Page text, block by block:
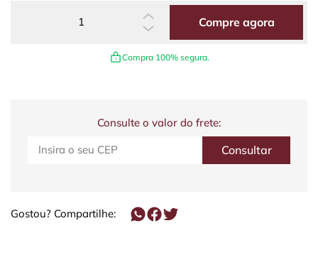
Compre agora
Compra 100% segura.
Consulte o valor do frete:
Gostou? Compartilhe: